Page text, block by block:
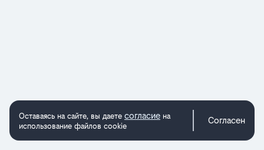
Оставаясь на сайте, вы даете согласие на
использование файлов cookie
Согласен